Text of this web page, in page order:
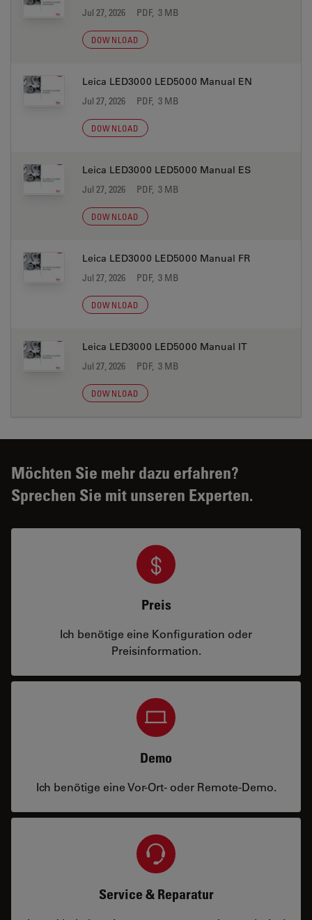
Jul 27, 2026 PDF, 3 MB
DOWNLOAD
Leica LED3000 LED5000 Manual EN
Jul 27, 2026 PDF, 3 MB
DOWNLOAD
Leica LED3000 LED5000 Manual ES
Jul 27, 2026 PDF, 3 MB
DOWNLOAD
Leica LED3000 LED5000 Manual FR
Jul 27, 2026 PDF, 3 MB
DOWNLOAD
Leica LED3000 LED5000 Manual IT
Jul 27, 2026 PDF, 3 MB
DOWNLOAD
Möchten Sie mehr dazu erfahren?
Sprechen Sie mit unseren Experten.
Preis
Ich benötige eine Konfiguration oder
Preisinformation.
Demo
Ich benötige eine Vor-Ort- oder Remote-Demo.
Service & Reparatur